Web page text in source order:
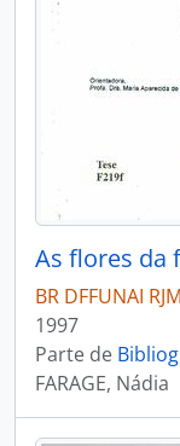
BR DFFUNAI
1997
Parte de
FARAGE, Nádia